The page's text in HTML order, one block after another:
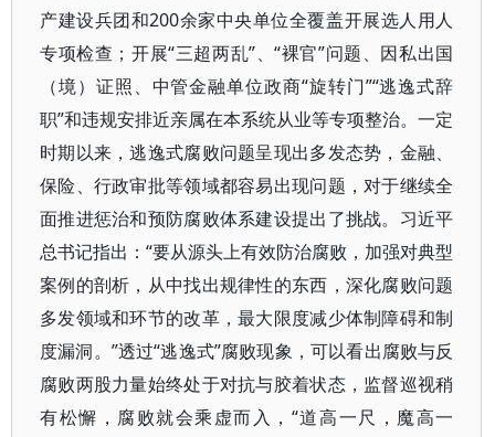
产建设兵团和200余家中央单位全覆盖开展选人用人
专项检查；开展“三超两乱”、“裸官”问题、因私出国
（境）证照、中管金融单位政商“旋转门”“逃逸式辞
职”和违规安排近亲属在本系统从业等专项整治。一定
时期以来，逃逸式腐败问题呈现出多发态势，金融、
保险、行政审批等领域都容易出现问题，对于继续全
面推进惩治和预防腐败体系建设提出了挑战。习近平
总书记指出：“要从源头上有效防治腐败，加强对典型
案例的剖析，从中找出规律性的东西，深化腐败问题
多发领域和环节的改革，最大限度减少体制障碍和制
度漏洞。”透过“逃逸式”腐败现象，可以看出腐败与反
腐败两股力量始终处于对抗与胶着状态，监督巡视稍
有松懈，腐败就会乘虚而入，“道高一尺，魔高一